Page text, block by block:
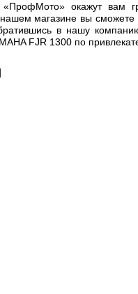
окажут вам
магазине вы сможете
в нашу
FJR 1300 по